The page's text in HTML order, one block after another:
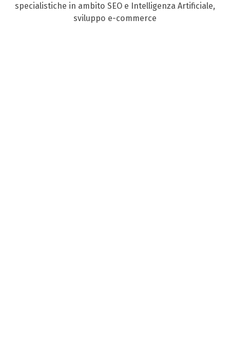
specialistiche in ambito SEO e Intelligenza Artificiale,
sviluppo e-commerce